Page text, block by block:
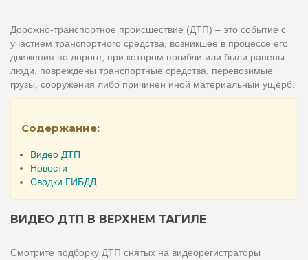
Дорожно-транспортное происшествие (ДТП) – это событие с
участием транспортного средства, возникшее в процессе его
движения по дороге, при котором погибли или были ранены
люди, повреждены транспортные средства, перевозимые
грузы, сооружения либо причинен иной материальный ущерб.
Содержание:
Видео ДТП
Новости
Сводки ГИБДД
ВИДЕО ДТП В ВЕРХНЕМ ТАГИЛЕ
Смотрите подборку ДТП снятых на видеорегистраторы